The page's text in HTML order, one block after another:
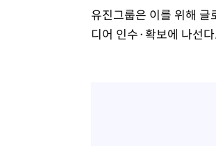
유진그룹은 이를 위해
디어 인수·확보에 나선